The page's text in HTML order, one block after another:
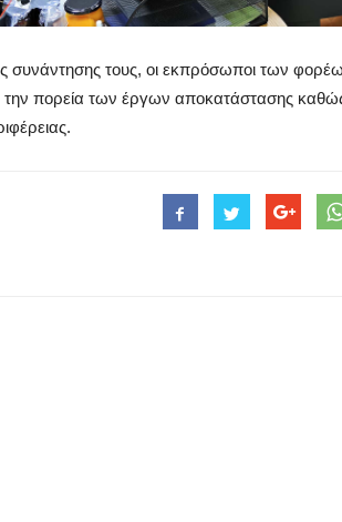
συνάντησης τους, οι εκπρόσωποι των
την πορεία των έργων αποκατάστασης καθώς